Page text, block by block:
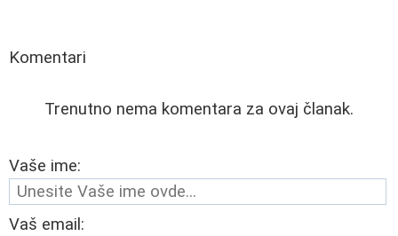
Komentari
Trenutno nema komentara za ovaj članak.
Vaše ime:
Vaš email: